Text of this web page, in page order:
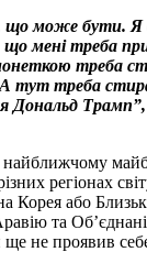
що може бути.
що мені треба
треба
А тут треба
Дональд
регіонах
Корея або
та
не проявив